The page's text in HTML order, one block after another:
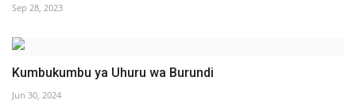
Sep 28, 2023
Kumbukumbu ya Uhuru wa Burundi
Jun 30, 2024